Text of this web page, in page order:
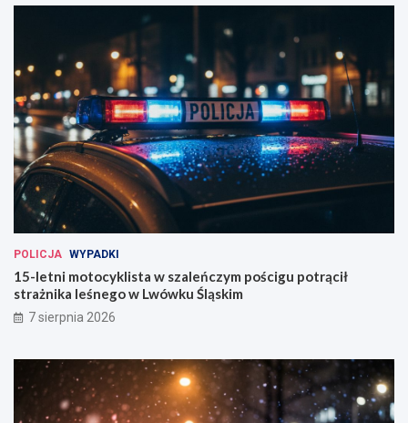
POLICJA WYPADKI
15-letni motocyklista w szaleńczym pościgu potrącił
strażnika leśnego w Lwówku Śląskim
7 sierpnia 2026